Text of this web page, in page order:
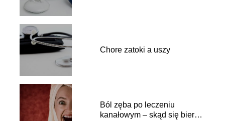
Chore zatoki a uszy
Ból zęba po leczeniu
kanałowym – skąd się bierze